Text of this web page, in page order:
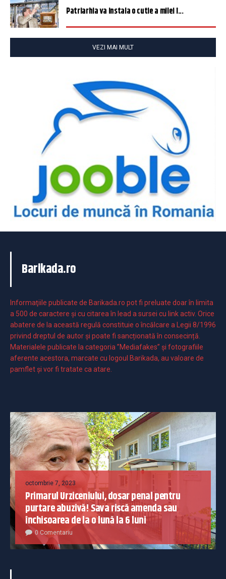
Patriarhia va instala o cutie a milei î...
VEZI MAI MULT
Barikada.ro
Informaţiile publicate de Barikada.ro pot fi preluate doar în limita
a 500 de caractere şi cu citarea în lead a sursei cu link activ. Orice
abatere de la această regulă constituie o încălcare a Legii 8/1996
privind dreptul de autor și poate fi sancționată în consecință.
Materialele publicate la categoria ”Mediafakes” și fotografiile
aferente acestora, marcate cu logoul Barikada, au valoare de
pamflet și vor fi tratate ca atare.
octombrie 7, 2023
Primarul Urziceniului, dosar penal pentru
purtare abuzivă! Sava riscă amenda sau
închisoarea de la o lună la 6 luni
0 Comentariu